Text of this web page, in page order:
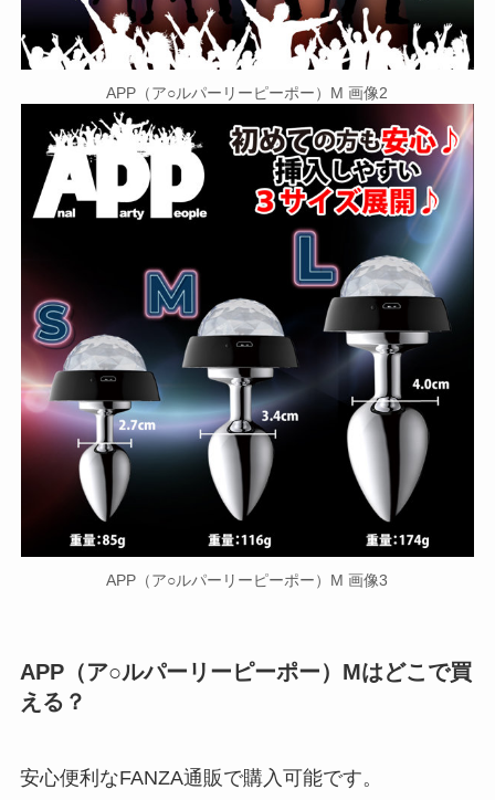
APP（ア○ルパーリーピーポー）M 画像2
APP（ア○ルパーリーピーポー）M 画像3
APP（ア○ルパーリーピーポー）Mはどこで買
える？
安心便利なFANZA通販で購入可能です。